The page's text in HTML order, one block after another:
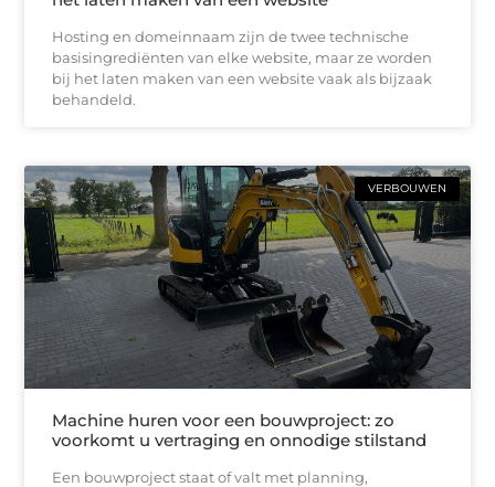
Hosting en domeinnaam zijn de twee technische
basisingrediënten van elke website, maar ze worden
bij het laten maken van een website vaak als bijzaak
behandeld.
VERBOUWEN
Machine huren voor een bouwproject: zo
voorkomt u vertraging en onnodige stilstand
Een bouwproject staat of valt met planning,